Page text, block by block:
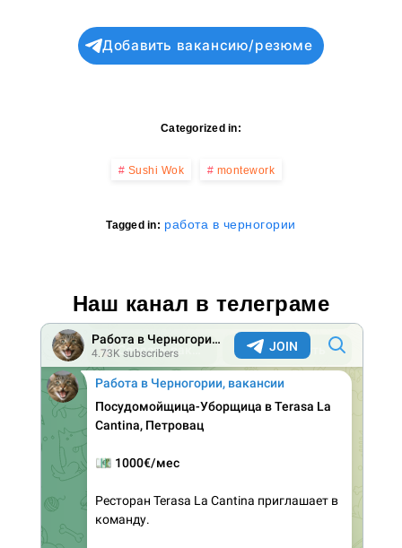
Добавить вакансию/резюме
Categorized in:
Sushi Wok montework
Tagged in: работа в черногории
Наш канал в телеграме